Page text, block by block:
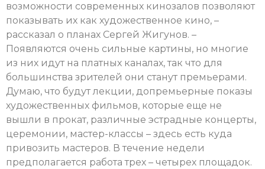
возможности современных кинозалов позволяют
показывать их как художественное кино, –
рассказал о планах Сергей Жигунов. –
Появляются очень сильные картины, но многие
из них идут на платных каналах, так что для
большинства зрителей они станут премьерами.
Думаю, что будут лекции, допремьерные показы
художественных фильмов, которые еще не
вышли в прокат, различные эстрадные концерты,
церемонии, мастер-классы – здесь есть куда
привозить мастеров. В течение недели
предполагается работа трех – четырех площадок.